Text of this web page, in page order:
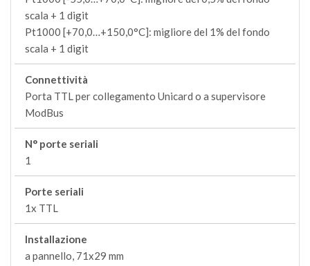
scala + 1 digit
Pt1000 [+70,0…+150,0°C]: migliore del 1% del fondo
scala + 1 digit
Connettività
Porta TTL per collegamento Unicard o a supervisore
ModBus
N° porte seriali
1
Porte seriali
1x TTL
Installazione
a pannello, 71x29 mm